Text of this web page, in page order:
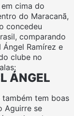
cima do
do Maracanã,
concedeu
comparando
Ramírez e
clube no
ÁNGEL
também tem boas
Aguirre se